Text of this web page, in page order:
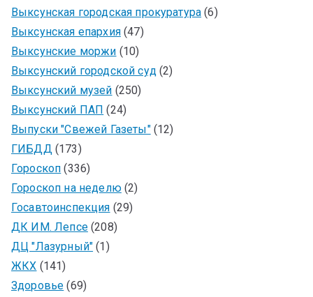
Выксунская городская прокуратура (6)
Выксунская епархия(47)
Выксунские моржи (10)
Выксунский городской суд (2)
Выксунский музей (250)
Выксунский ПАП (24)
Выпуски "Свежей Газеты"(12)
ГИБДД (173)
Гороскоп (336)
Гороскоп на неделю(2)
Госавтоинспекция (29)
ДК ИМ. Лепсе(208)
ДЦ "Лазурный" (1)
ЖКХ (141)
Здоровье (69)